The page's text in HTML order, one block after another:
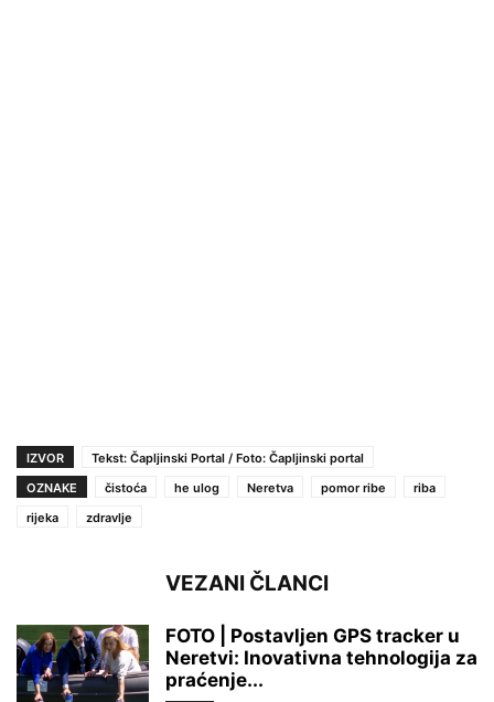
IZVOR
Tekst: Čapljinski Portal / Foto: Čapljinski portal
OZNAKE
čistoća he ulog Neretva pomor ribe
riba
rijeka
zdravlje
VEZANI ČLANCI
FOTO | Postavljen GPS tracker u
Neretvi: Inovativna tehnologija za
praćenje...